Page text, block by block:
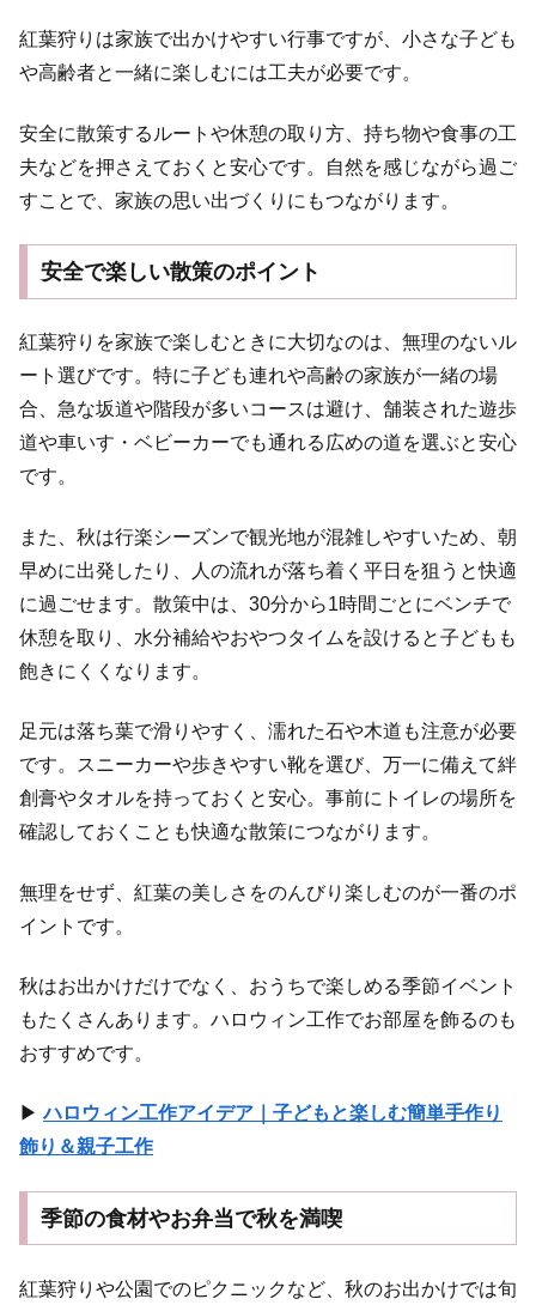
紅葉狩りは家族で出かけやすい行事ですが、小さな子ども
や高齢者と一緒に楽しむには工夫が必要です。
安全に散策するルートや休憩の取り方、持ち物や食事の工
夫などを押さえておくと安心です。自然を感じながら過ご
すことで、家族の思い出づくりにもつながります。
安全で楽しい散策のポイント
紅葉狩りを家族で楽しむときに大切なのは、無理のないル
ート選びです。特に子ども連れや高齢の家族が一緒の場
合、急な坂道や階段が多いコースは避け、舗装された遊歩
道や車いす・ベビーカーでも通れる広めの道を選ぶと安心
です。
また、秋は行楽シーズンで観光地が混雑しやすいため、朝
早めに出発したり、人の流れが落ち着く平日を狙うと快適
に過ごせます。散策中は、30分から1時間ごとにベンチで
休憩を取り、水分補給やおやつタイムを設けると子どもも
飽きにくくなります。
足元は落ち葉で滑りやすく、濡れた石や木道も注意が必要
です。スニーカーや歩きやすい靴を選び、万一に備えて絆
創膏やタオルを持っておくと安心。事前にトイレの場所を
確認しておくことも快適な散策につながります。
無理をせず、紅葉の美しさをのんびり楽しむのが一番のポ
イントです。
秋はお出かけだけでなく、おうちで楽しめる季節イベント
もたくさんあります。ハロウィン工作でお部屋を飾るのも
おすすめです。
▶ハロウィン工作アイデア｜子どもと楽しむ簡単手作り
飾り＆親子工作
季節の食材やお弁当で秋を満喫
紅葉狩りや公園でのピクニックなど、秋のお出かけでは旬